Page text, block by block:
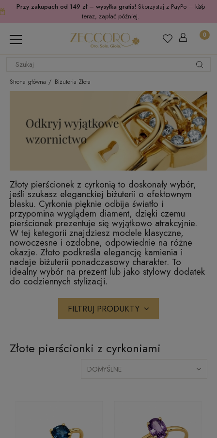
Przy zakupach od 149 zł – wysyłka gratis! Skorzystaj z PayPo – kup
teraz, zapłać później.
Strona główna Biżuteria Złota
Złoty pierścionek z cyrkonią to doskonały wybór,
jeśli szukasz eleganckiej biżuterii o efektownym
blasku. Cyrkonia pięknie odbija światło i
przypomina wyglądem diament, dzięki czemu
pierścionek prezentuje się wyjątkowo atrakcyjnie.
W tej kategorii znajdziesz modele klasyczne,
nowoczesne i ozdobne, odpowiednie na różne
okazje. Złoto podkreśla elegancję kamienia i
nadaje biżuterii ponadczasowy charakter. To
idealny wybór na prezent lub jako stylowy dodatek
do codziennych stylizacji.
FILTRUJ PRODUKTY
Złote pierścionki z cyrkoniami